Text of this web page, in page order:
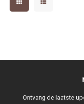
Ontvang de laatste